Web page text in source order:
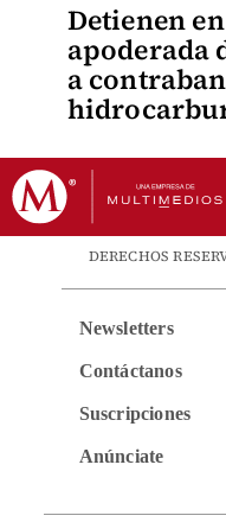
Detienen
apoderada
a
DERECHOS
Newsletters
Contáctanos
Suscripciones
Anúnciate